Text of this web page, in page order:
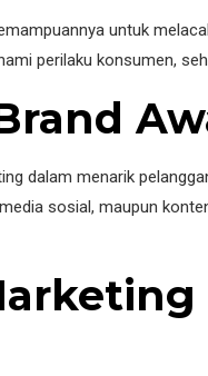
untuk
perilaku konsumen,
dalam menarik
sosial, maupun